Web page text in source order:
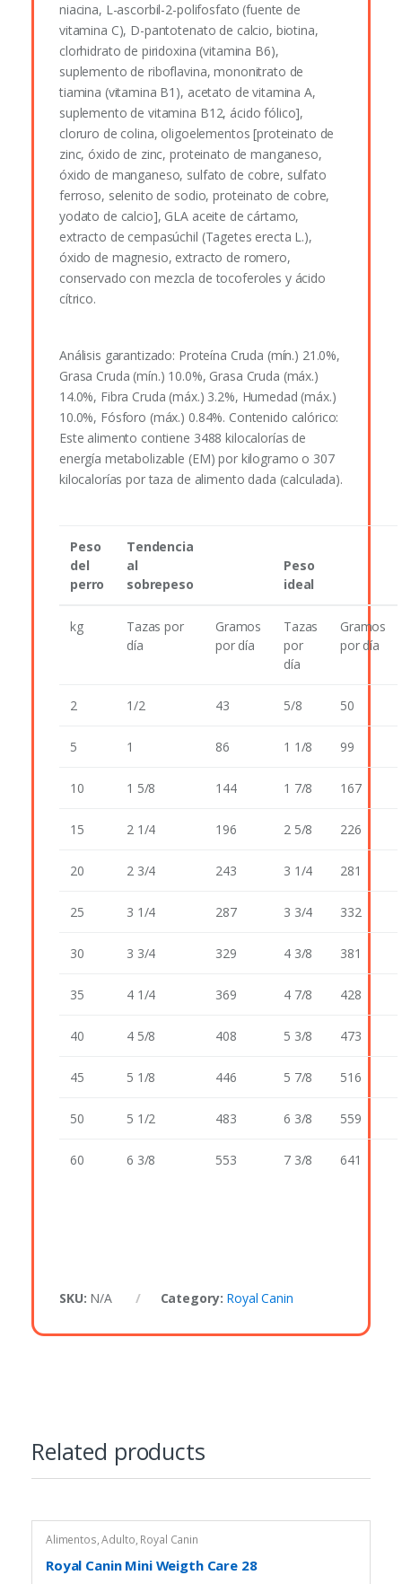
niacina, L-ascorbil-2-polifosfato (fuente de
vitamina C), D-pantotenato de calcio, biotina,
clorhidrato de piridoxina (vitamina B6),
suplemento de riboflavina, mononitrato de
tiamina (vitamina B1), acetato de vitamina A,
suplemento de vitamina B12, ácido fólico],
cloruro de colina, oligoelementos [proteinato de
zinc, óxido de zinc, proteinato de manganeso,
óxido de manganeso, sulfato de cobre, sulfato
ferroso, selenito de sodio, proteinato de cobre,
yodato de calcio], GLA aceite de cártamo,
extracto de cempasúchil (Tagetes erecta L.),
óxido de magnesio, extracto de romero,
conservado con mezcla de tocoferoles y ácido
cítrico.
Análisis garantizado: Proteína Cruda (mín.) 21.0%,
Grasa Cruda (mín.) 10.0%, Grasa Cruda (máx.)
14.0%, Fibra Cruda (máx.) 3.2%, Humedad (máx.)
10.0%, Fósforo (máx.) 0.84%. Contenido calórico:
Este alimento contiene 3488 kilocalorías de
energía metabolizable (EM) por kilogramo o 307
kilocalorías por taza de alimento dada (calculada).
Peso
del
perro
Tendencia
al
sobrepeso
Peso
ideal
kg
Tazas por
día
Gramos
por día
Tazas
por
día
Gramos
por día
2 1/2 43 5/8 50
5 1 86 1 1/8 99
10 1 5/8 144 1 7/8 167
15 2 1/4 196 2 5/8 226
20 2 3/4 243 3 1/4 281
25 3 1/4 287 3 3/4 332
30 3 3/4 329 4 3/8 381
35 4 1/4 369 4 7/8 428
40 4 5/8 408 5 3/8 473
45 5 1/8 446 5 7/8 516
50 5 1/2 483 6 3/8 559
60 6 3/8 553 7 3/8 641
SKU: N/A Category: Royal Canin
Related products
Alimentos,Adulto, Royal Canin
Royal Canin Mini Weigth Care 28